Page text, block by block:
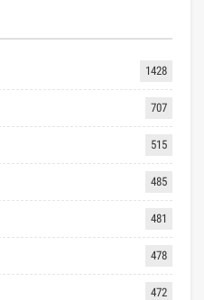
1428
707
515
485
481
478
472